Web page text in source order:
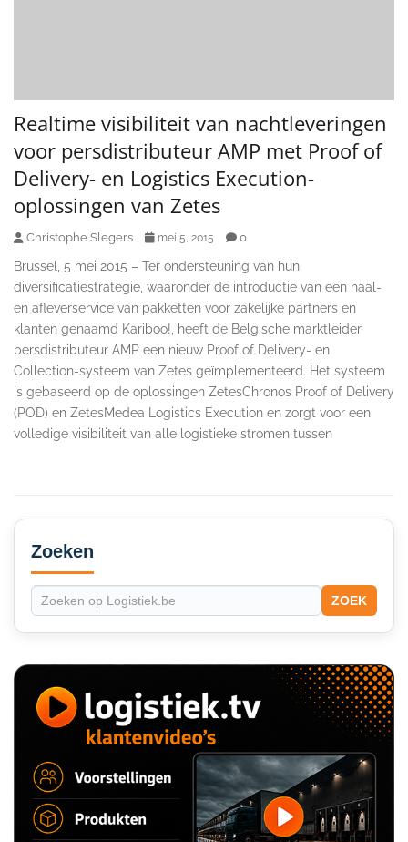
Realtime visibiliteit van nachtleveringen
voor persdistributeur AMP met Proof of
Delivery- en Logistics Execution-
oplossingen van Zetes
Christophe Slegers mei 5, 2015 0
Brussel, 5 mei 2015 – Ter ondersteuning van hun
diversificatiestrategie, waaronder de introductie van een haal-
en afleverservice van pakketten voor zakelijke partners en
klanten genaamd Kariboo!, heeft de Belgische marktleider
persdistributeur AMP een nieuw Proof of Delivery- en
Collection-systeem van Zetes geïmplementeerd. Het systeem
is gebaseerd op de oplossingen ZetesChronos Proof of Delivery
(POD) en ZetesMedea Logistics Execution en zorgt voor een
volledige visibiliteit van alle logistieke stromen tussen
Secondary
Sidebar
Zoeken
ZOEK